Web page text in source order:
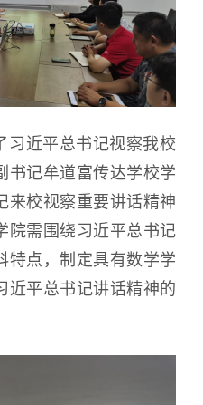
习近平总书记视察我校
书记牟道富传达学校学
来校视察重要讲话精神
院需围绕习近平总书记
特点，制定具有数学学
近平总书记讲话精神的